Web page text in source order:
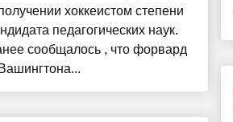
хоккеистом степени
педагогических наук.
сообщалось , что форвард